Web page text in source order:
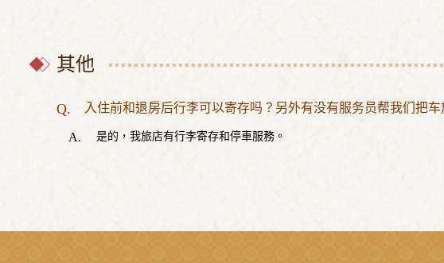
其他
入住前和退房后行李可以寄存吗？另外有没有服务员帮我们把车
是的，我旅店有行李寄存和停車服務。